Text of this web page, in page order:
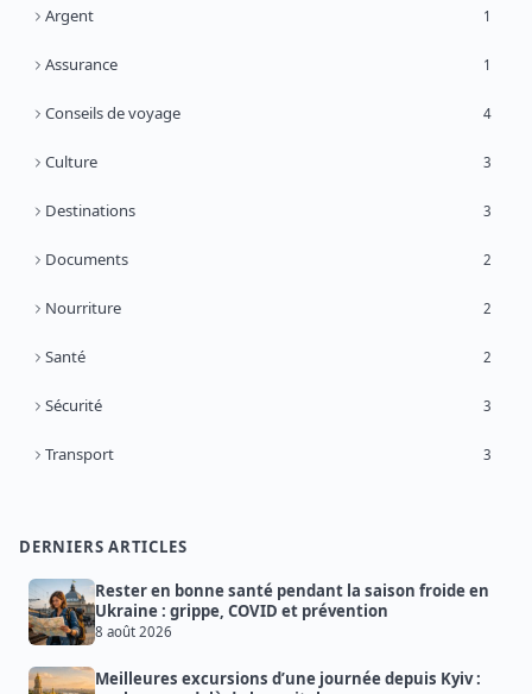
Argent 1
Assurance 1
Conseils de voyage 4
Culture 3
Destinations 3
Documents 2
Nourriture 2
Santé 2
Sécurité 3
Transport 3
DERNIERS ARTICLES
Rester en bonne santé pendant la saison froide en
Ukraine : grippe, COVID et prévention
8 août 2026
Meilleures excursions d’une journée depuis Kyiv :